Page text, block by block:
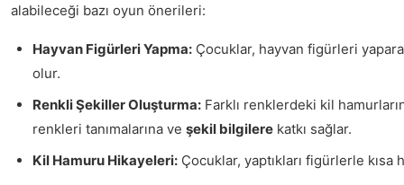
alabileceği bazı oyun önerileri:
Hayvan Figürleri Yapma: Çocuklar, hayvan figürleri
olur.
Renkli Şekiller Oluşturma: Farklı renklerdeki kil
renkleri tanımalarına ve şekil bilgilere katkı sağlar.
Kil Hamuru Hikayeleri: Çocuklar, yaptıkları figürlerle